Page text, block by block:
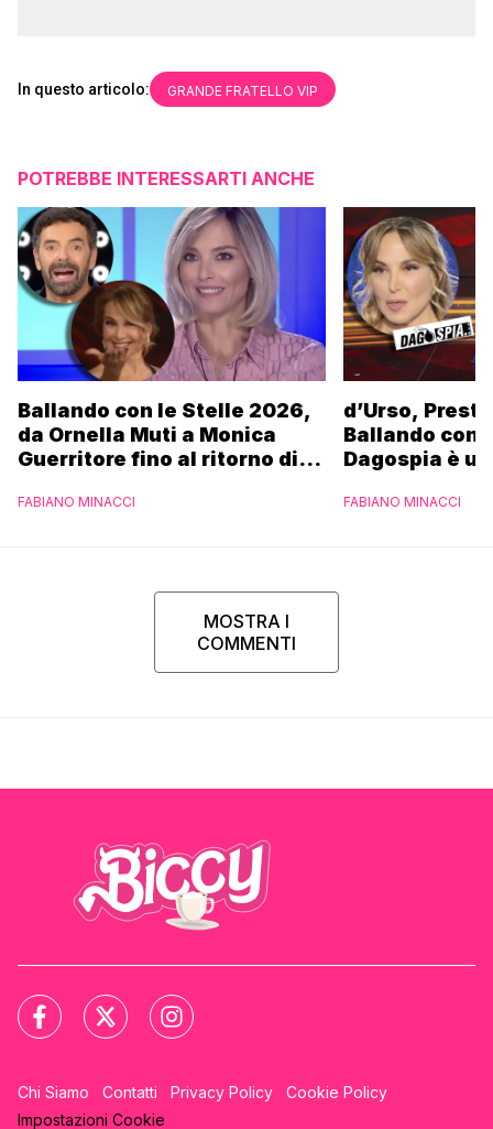
In questo articolo: GRANDE FRATELLO VIP
POTREBBE INTERESSARTI ANCHE
Ballando con le Stelle 2026,
da Ornella Muti a Monica
Guerritore fino al ritorno di
l’esclusiva di Gabriele
FABIANO MINACCI
d’Urso,
Ballando con
Dagospia è
FABIANO MINACCI
MOSTRA I
COMMENTI
Chi Siamo Contatti Privacy Policy
Cookie Policy
Impostazioni Cookie